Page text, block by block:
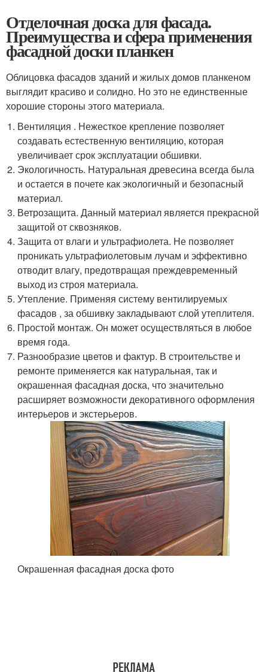
Отделочная доска для фасада.
Преимущества и сфера применения
фасадной доски планкен
Облицовка фасадов зданий и жилых домов планкеном
выглядит красиво и солидно. Но это не единственные
хорошие стороны этого материала.
Вентиляция . Нежесткое крепление позволяет
создавать естественную вентиляцию, которая
увеличивает срок эксплуатации обшивки.
Экологичность. Натуральная древесина всегда была
и остается в почете как экологичный и безопасный
материал.
Ветрозащита. Данный материал является прекрасной
защитой от сквозняков.
Защита от влаги и ультрафиолета. Не позволяет
проникать ультрафиолетовым лучам и эффективно
отводит влагу, предотвращая преждевременный
выход из строя материала.
Утепление. Применяя систему вентилируемых
фасадов , за обшивку закладывают слой утеплителя.
Простой монтаж. Он может осуществляться в любое
время года.
Разнообразие цветов и фактур. В строительстве и
ремонте применяется как натуральная, так и
окрашенная фасадная доска, что значительно
расширяет возможности декоративного оформления
интерьеров и экстерьеров.
Окрашенная фасадная доска фото